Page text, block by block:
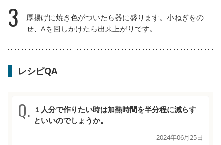
3
厚揚げに焼き色がついたら器に盛ります。小ねぎをの
せ、Aを回しかけたら出来上がりです。
レシピQA
１人分で作りたい時は加熱時間を半分程に減らす
といいのでしょうか。
2024年06月25日